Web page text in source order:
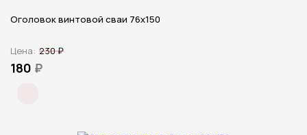
Оголовок винтовой сваи 76х150
Цена: 230 ₽
180 ₽